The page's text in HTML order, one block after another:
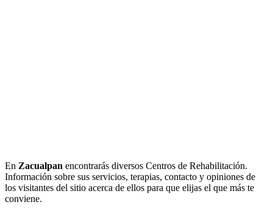
En Zacualpan encontrarás diversos Centros de Rehabilitación.
Información sobre sus servicios, terapias, contacto y opiniones de
los visitantes del sitio acerca de ellos para que elijas el que más te
conviene.